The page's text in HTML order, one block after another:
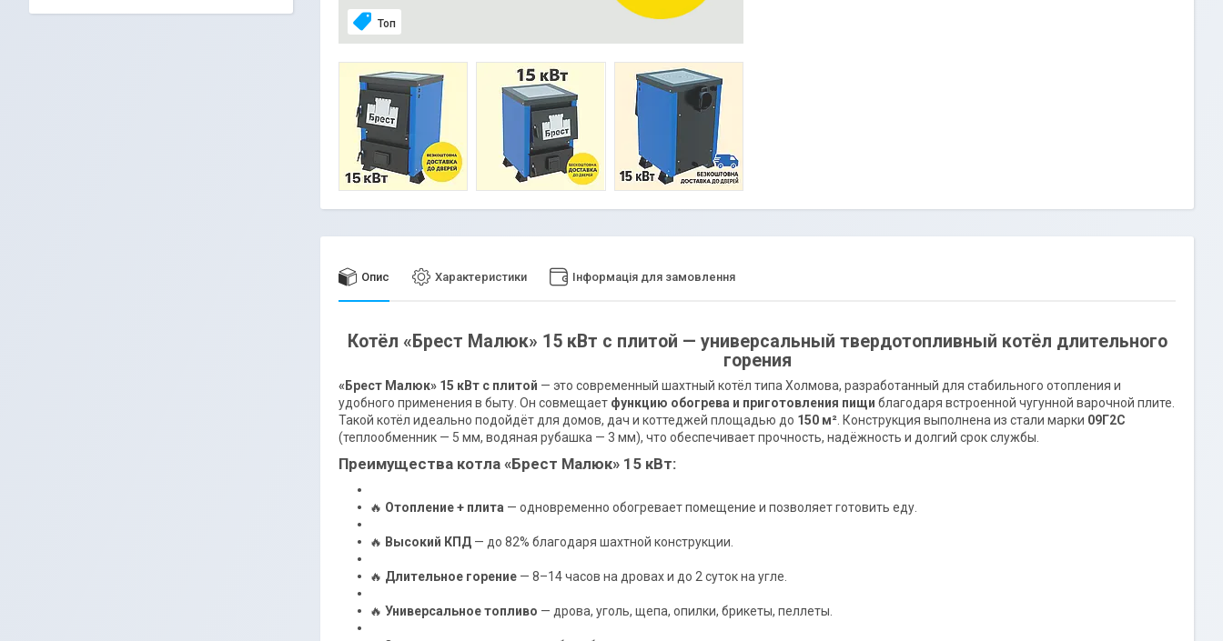
Топ
Опис Характеристики Інформація для замовлення
Котёл «Брест Малюк» 15 кВт с плитой — универсальный твердотопливный котёл длительного
горения
«Брест Малюк» 15 кВт с плитой — это современный шахтный котёл типа Холмова, разработанный для стабильного отопления и
удобного применения в быту. Он совмещает функцию обогрева и приготовления пищи благодаря встроенной чугунной варочной плите.
Такой котёл идеально подойдёт для домов, дач и коттеджей площадью до 150 м² . Конструкция выполнена из стали марки 09Г2С
(теплообменник — 5 мм, водяная рубашка — 3 мм), что обеспечивает прочность, надёжность и долгий срок службы.
Преимущества котла «Брест Малюк» 15 кВт:
🔥 Отопление + плита — одновременно обогревает помещение и позволяет готовить еду.
🔥 Высокий КПД — до 82% благодаря шахтной конструкции.
🔥 Длительное горение — 8–14 часов на дровах и до 2 суток на угле.
🔥 Универсальное топливо — дрова, уголь, щепа, опилки, брикеты, пеллеты.